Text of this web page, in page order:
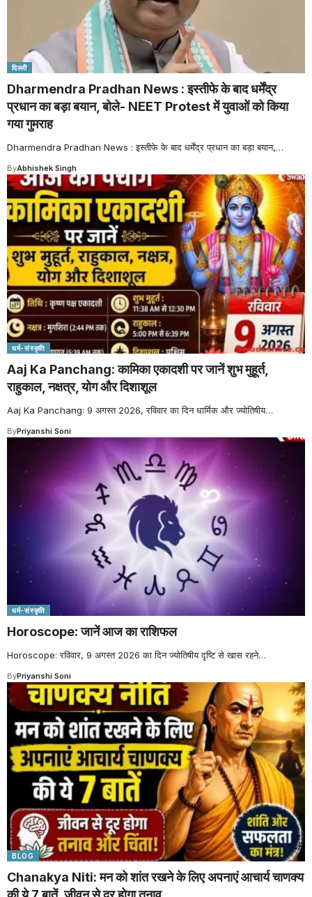
दिल्ली
Dharmendra Pradhan News : इस्तीफे के बाद धर्मेंद्र
प्रधान का बड़ा बयान, बोले- NEET Protest में युवाओं को किया
गया गुमराह
Dharmendra Pradhan News : इस्तीफे के बाद धर्मेंद्र प्रधान का बड़ा बयान,…
ByAbhishek Singh
धर्म-संस्कृति
Aaj Ka Panchang: कामिका एकादशी पर जानें शुभ मुहूर्त,
राहुकाल, नक्षत्र, योग और दिशाशूल
Aaj Ka Panchang: 9 अगस्त 2026, रविवार का दिन धार्मिक और ज्योतिषीय…
ByPriyanshi Soni
धर्म-संस्कृति
Horoscope: जानें आज का राशिफल
Horoscope: रविवार, 9 अगस्त 2026 का दिन ज्योतिषीय दृष्टि से खास रहने…
ByPriyanshi Soni
BLOG
Chanakya Niti: मन को शांत रखने के लिए अपनाएं आचार्य चाणक्य